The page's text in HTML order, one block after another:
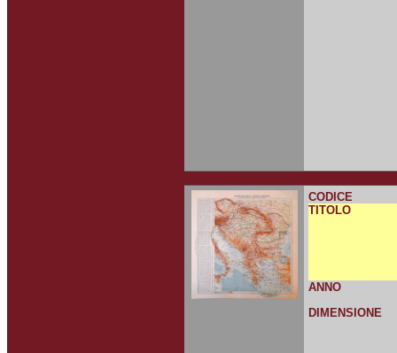
CODICE
TITOLO
ANNO
DIMENSIONE